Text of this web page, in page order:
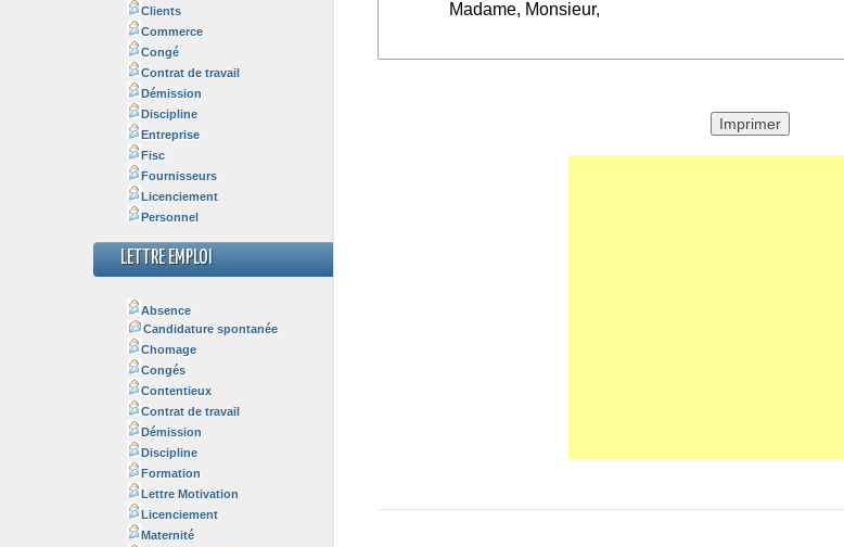
Clients
Commerce
Congé
Contrat de travail
Démission
Discipline
Entreprise
Fisc
Fournisseurs
Licenciement
Personnel
LETTRE EMPLOI
Absence
Candidature spontanée
Chomage
Congés
Contentieux
Contrat de travail
Démission
Discipline
Formation
Lettre Motivation
Licenciement
Maternité